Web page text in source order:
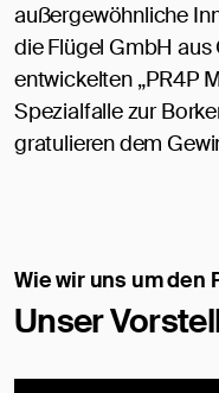
außergewöhnliche
die Flügel GmbH
entwickelten „PR4P
Spezialfalle zur
gratulieren dem
Wie wir uns um den
Unser